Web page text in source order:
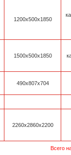
1200x500x1850
1500x500x1850
490х807х704
2260x2860x2200
Всего